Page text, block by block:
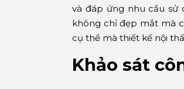
và đáp ứng nhu cầu sử
không chỉ đẹp mắt mà
cụ thể mà thiết kế nội
Khảo sát